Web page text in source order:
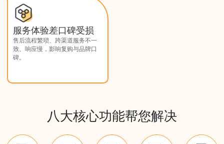
服务体验差口碑受损
售后流程繁琐、跨渠道服务不一
致、响应慢，影响复购与品牌口
碑。
八大核心功能帮您解决